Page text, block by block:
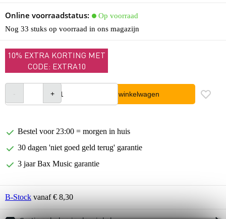
Online voorraadstatus:
Op voorraad
Nog 33 stuks op voorraad in ons magazijn
10% EXTRA KORTING MET
CODE: EXTRA10
In winkelwagen
Bestel voor 23:00 = morgen in huis
30 dagen 'niet goed geld terug' garantie
3 jaar Bax Music garantie
B-Stock vanaf € 8,30